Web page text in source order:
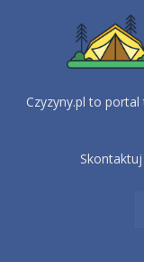
Czyzyny.pl to